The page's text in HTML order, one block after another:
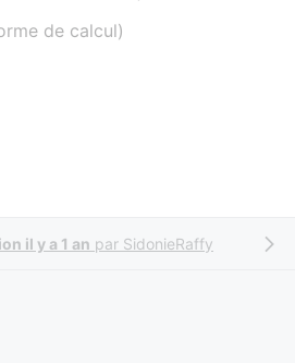
de calcul)
il y a 1 an par SidonieRaffy